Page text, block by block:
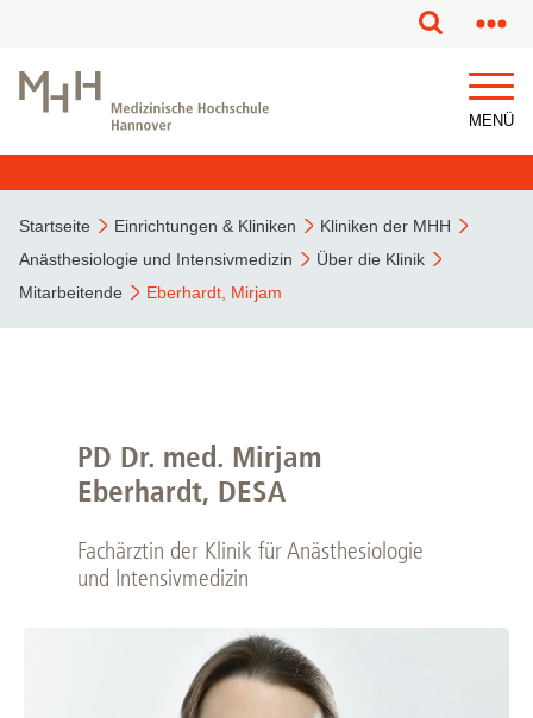
MENÜ
Startseite Einrichtungen & Kliniken
Kliniken der MHH
Anästhesiologie und Intensivmedizin
Über die Klinik
Mitarbeitende
Eberhardt, Mirjam
PD Dr. med. Mirjam
Eberhardt, DESA
Fachärztin der Klinik für Anästhesiologie
und Intensivmedizin